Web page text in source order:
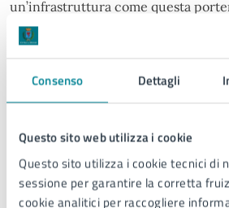
Consenso Dettagli
Questo sito web utilizza i cookie
Questo sito utilizza i cookie tecnici di
sessione per garantire la corretta
cookie analitici per raccogliere
un’infrastruttura come questa
territorio comunale e non solo”.
La serata si è conclusa con un
dell’iniziativa come occasione di
partecipazione attiva.